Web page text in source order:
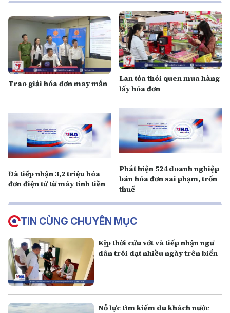
Trao giải hóa đơn may mắn
Lan tỏa thói quen mua hàng
lấy hóa đơn
Đã tiếp nhận 3,2 triệu hóa
đơn điện tử từ máy tính tiền
Phát hiện 524 doanh nghiệp
bán hóa đơn sai phạm, trốn
thuế
TIN CÙNG CHUYÊN MỤC
Kịp thời cứu vớt và tiếp nhận ngư
dân trôi dạt nhiều ngày trên biển
Nỗ lực tìm kiếm du khách nước